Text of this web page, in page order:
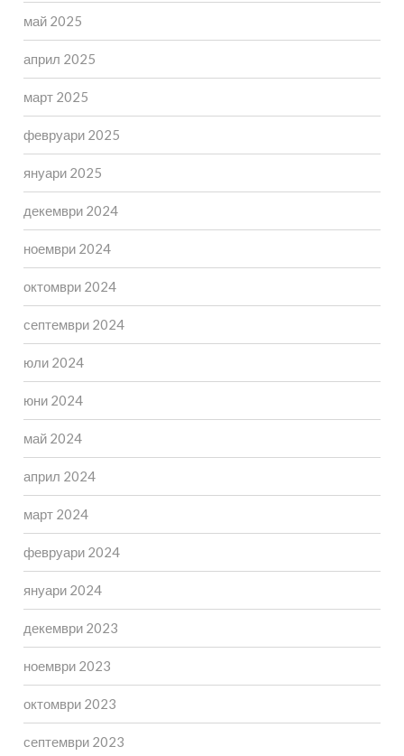
май 2025
април 2025
март 2025
февруари 2025
януари 2025
декември 2024
ноември 2024
октомври 2024
септември 2024
юли 2024
юни 2024
май 2024
април 2024
март 2024
февруари 2024
януари 2024
декември 2023
ноември 2023
октомври 2023
септември 2023